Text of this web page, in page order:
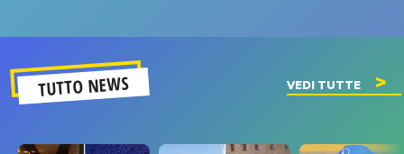
TUTTO NEWS VEDI TUTTE